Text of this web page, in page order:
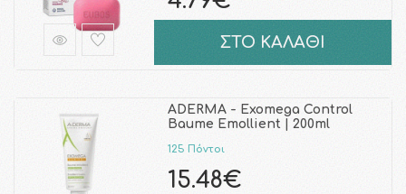
ΣΤΟ ΚΑΛΑΘΙ
ADERMA - Exomega Control
Baume Emollient | 200ml
125 Πόντοι
15.48€